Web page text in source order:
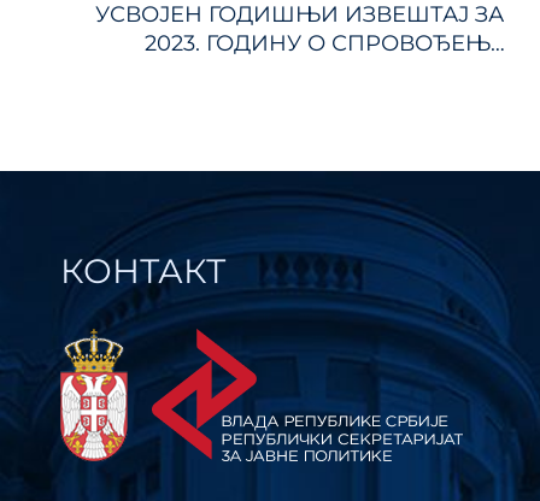
АУСТРИЈИ
УСВОЈЕН ГОДИШЊИ ИЗВЕШТАЈ ЗА
2023. ГОДИНУ О СПРОВОЂЕЊУ
КОНТАКТ